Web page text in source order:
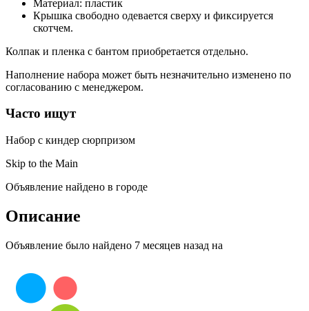
Материал: пластик
Крышка свободно одевается сверху и фиксируется
скотчем.
Колпак и пленка с бантом приобретается отдельно.
Наполнение набора может быть незначительно изменено по
согласованию с менеджером.
Часто ищут
Набор с киндер сюрпризом
Skip to the Main
Объявление найдено в городе
Описание
Объявление было найдено 7 месяцев назад на